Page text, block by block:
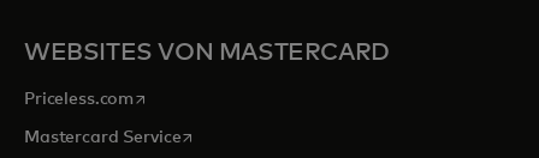
WEBSITES VON MASTERCARD
Priceless.com wird in einer neuen Registerkarte geöffnet
Mastercard Servicewird in einer neuen Registerkarte geöffnet